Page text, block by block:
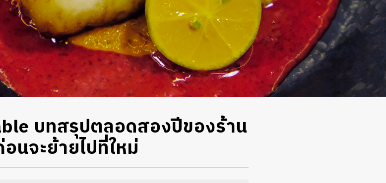
บทสรุปตลอดสองปีของร้าน
นจะย้ายไปที่ใหม่